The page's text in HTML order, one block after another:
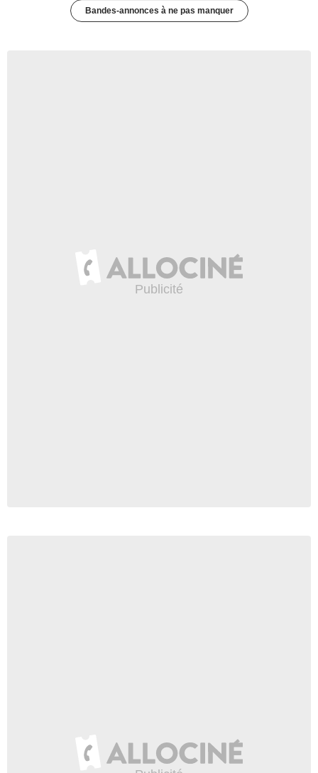
Bandes-annonces à ne pas manquer